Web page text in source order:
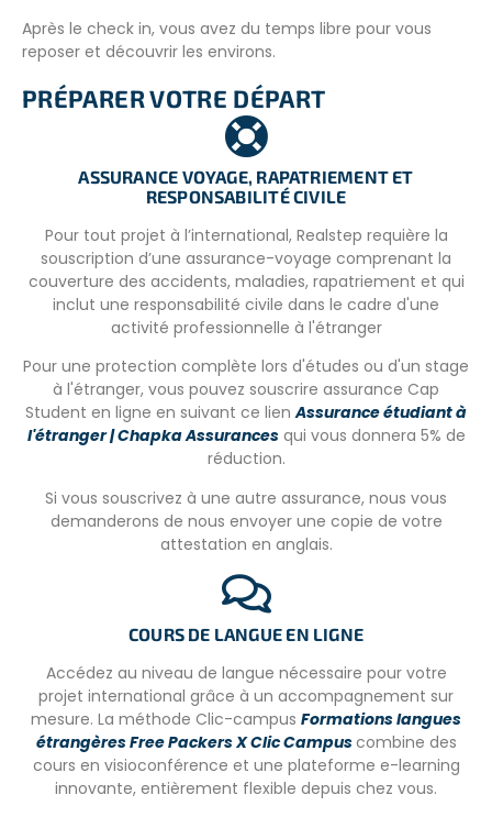
Après le check in, vous avez du temps libre pour vous
reposer et découvrir les environs.
Le matin du deuxième jour, les participants retrouvent
l’équipe locale à la réception de l’auberge et suivent une
session d’orientation de 3-4h pour présenter divers
aspects du programme, suivi d’une visite de la ville.
À la fin du deuxième jour, les participants sont conduits à
de projet.
VOTRE LOGEMENT
Le projet en eco-centre prévoit des logements sur place
communauté et se partagent la gestion de la maison
(courses, préparation des repas, ménage, etc).
Le projet de ferme bio / permaculture prévoit un
logement chez l’habitant en pension complète.
REPAS
A confirmer selon le projet et le type de logement.
PRÉPARER VOTRE DÉPART
ASSURANCE VOYAGE, RAPATRIEMENT ET
RESPONSABILITÉ CIVILE
Pour tout projet à l’international, Realstep requière la
souscription d’une assurance-voyage comprenant la
couverture des accidents, maladies, rapatriement et qui
inclut une responsabilité civile dans le cadre d'une
activité professionnelle à l'étranger
Pour une protection complète lors d'études ou d'un stage
à l'étranger, vous pouvez souscrire assurance Cap
Student en ligne en suivant ce lienAssurance étudiant à
l'étranger | Chapka Assurancesqui vous donnera 5% de
réduction.
Si vous souscrivez à une autre assurance, nous vous
demanderons de nous envoyer une copie de votre
attestation en anglais.
COURS DE LANGUE EN LIGNE
Accédez au niveau de langue nécessaire pour votre
projet international grâce à un accompagnement sur
mesure. La méthode Clic-campus Formations langues
étrangères Free Packers X Clic Campuscombine des
cours en visioconférence et une plateforme e-learning
innovante, entièrement flexible depuis chez vous.